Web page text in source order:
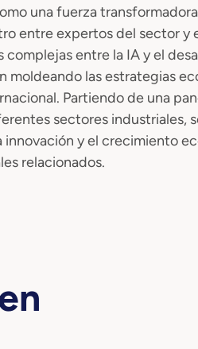
una fuerza
entre expertos del sector y
complejas entre la IA y el
moldeando las estrategias
Partiendo de una
sectores industriales,
innovación y el crecimiento
relacionados.